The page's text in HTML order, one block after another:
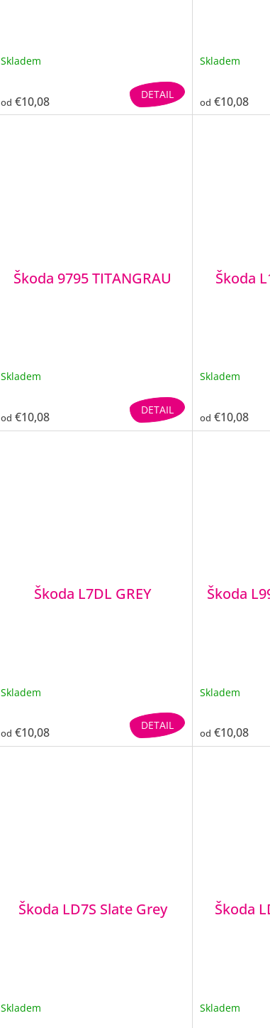
Skladem
od €10,08 DETAIL
Skladem
od €10,08
Škoda 9795 TITANGRAU
Skladem
od €10,08 DETAIL
Škoda
Skladem
od €10,08
Škoda L7DL GREY
Skladem
od €10,08 DETAIL
Škoda
Skladem
od €10,08
Škoda LD7S Slate Grey
Skladem
Škoda
Skladem